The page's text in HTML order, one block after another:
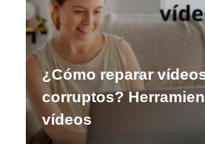
¿Cómo reparar
corruptos?
vídeos